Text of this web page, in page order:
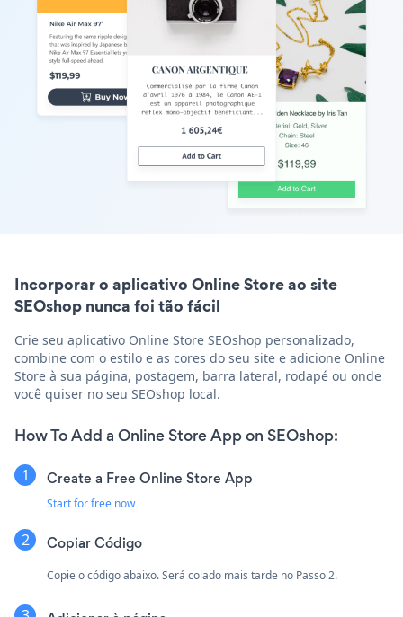
Incorporar o aplicativo Online Store ao site
SEOshop nunca foi tão fácil
Crie seu aplicativo Online Store SEOshop personalizado,
combine com o estilo e as cores do seu site e adicione Online
Store à sua página, postagem, barra lateral, rodapé ou onde
você quiser no seu SEOshop local.
How To Add a Online Store App on SEOshop:
Create a Free Online Store App
Start for free now
Copiar Código
Copie o código abaixo. Será colado mais tarde no Passo 2.